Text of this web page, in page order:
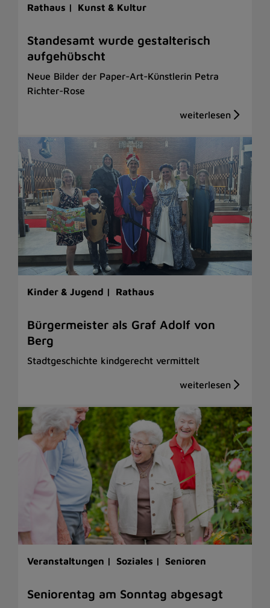
Rathaus | Kunst & Kultur
Standesamt wurde gestalterisch
aufgehübscht
Neue Bilder der Paper-Art-Künstlerin Petra
Richter-Rose
Kinder & Jugend | Rathaus
Bürgermeister als Graf Adolf von
Berg
Stadtgeschichte kindgerecht vermittelt
Veranstaltungen | Soziales | Senioren
Seniorentag am Sonntag abgesagt